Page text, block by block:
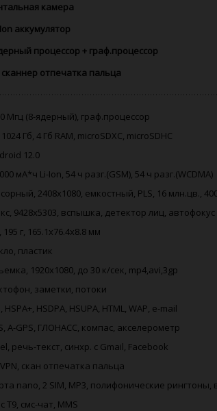
камера
аккумулятор
процессор + граф.процессор
отпечатка пальца
Мгц (8-ядерный), граф.процессор
Гб, 4 Гб RAM, microSDXC, microSDHC
12.0
мА*ч Li-Ion, 54 ч разг.(GSM), 54 ч разг.(WCDMA)
2408x1080, емкостный, PLS, 16 млн.цв.,
9428x5303, вспышка, детектор лиц, автофокус
г, 165.1x76.4x8.8 мм
пластик
1920x1080, до 30 к/сек, mp4,avi,3gp
заметки, потоки
HSPA+, HSDPA, HSUPA, HTML, WAP, e-mail
A-GPS, ГЛОНАСС, компас, акселерометр
речь-текст, синхр. с Gmail, Facebook
VPN, скан отпечатка пальца
nano, 2 SIM, MP3, полифонические
Т9, смс-чат, MMS